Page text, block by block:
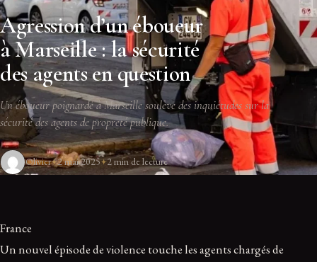
Agression d’un éboueur
à Marseille : la sécurité
des agents en question
Un éboueur poignardé à Marseille soulève des inquiétudes sur la
sécurité des agents de propreté publique.
Olivier 2 mai 2025 2 min de lecture
France
Un nouvel épisode de violence touche les agents chargés de